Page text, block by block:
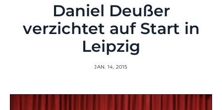
Daniel Deußer
verzichtet auf Start in
Leipzig
JAN. 14, 2015